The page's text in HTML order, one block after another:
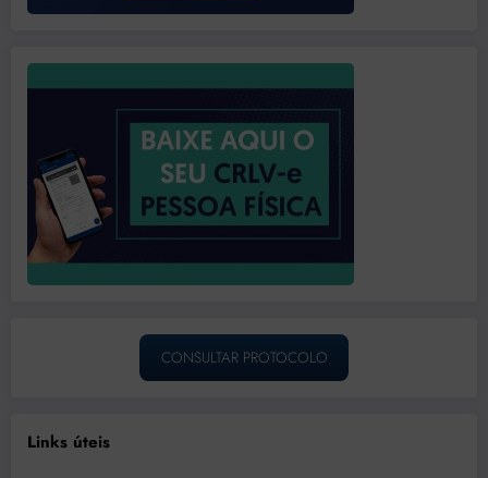
CONSULTAR PROTOCOLO
Links úteis